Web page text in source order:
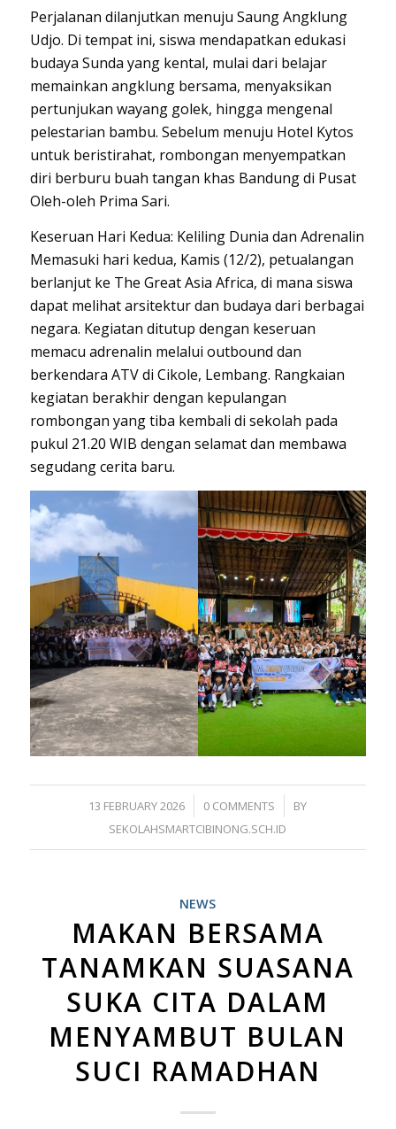
Perjalanan dilanjutkan menuju Saung Angklung
Udjo. Di tempat ini, siswa mendapatkan edukasi
budaya Sunda yang kental, mulai dari belajar
memainkan angklung bersama, menyaksikan
pertunjukan wayang golek, hingga mengenal
pelestarian bambu. Sebelum menuju Hotel Kytos
untuk beristirahat, rombongan menyempatkan
diri berburu buah tangan khas Bandung di Pusat
Oleh-oleh Prima Sari.
​Keseruan Hari Kedua: Keliling Dunia dan Adrenalin
​Memasuki hari kedua, Kamis (12/2), petualangan
berlanjut ke The Great Asia Africa, di mana siswa
dapat melihat arsitektur dan budaya dari berbagai
negara. Kegiatan ditutup dengan keseruan
memacu adrenalin melalui outbound dan
berkendara ATV di Cikole, Lembang. Rangkaian
kegiatan berakhir dengan kepulangan
rombongan yang tiba kembali di sekolah pada
pukul 21.20 WIB dengan selamat dan membawa
segudang cerita baru.
13 FEBRUARY 2026
/ 0 COMMENTS
/
BY
SEKOLAHSMARTCIBINONG.SCH.ID
NEWS
MAKAN BERSAMA
TANAMKAN SUASANA
SUKA CITA DALAM
MENYAMBUT BULAN
SUCI RAMADHAN